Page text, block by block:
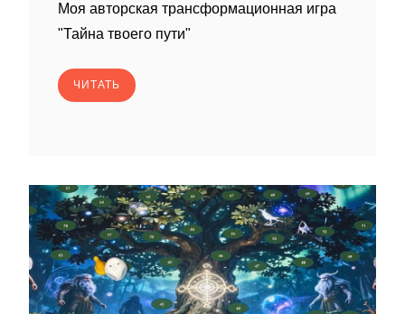
Моя авторская трансформационная игра
"Тайна твоего пути"
ЧИТАТЬ